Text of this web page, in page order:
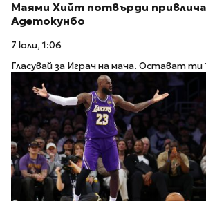
Маями Хийт потвърди
Адетокунбо
7 юли, 1:06
Гласувай за Играч на мача. Остават ти